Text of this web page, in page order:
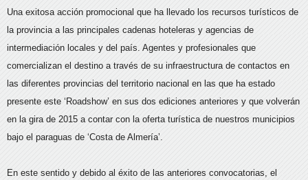
Una exitosa acción promocional que ha llevado los recursos turísticos de
la provincia a las principales cadenas hoteleras y agencias de
intermediación locales y del país. Agentes y profesionales que
comercializan el destino a través de su infraestructura de contactos en
las diferentes provincias del territorio nacional en las que ha estado
presente este ‘Roadshow’ en sus dos ediciones anteriores y que volverán
en la gira de 2015 a contar con la oferta turística de nuestros municipios
bajo el paraguas de ‘Costa de Almería’.
En este sentido y debido al éxito de las anteriores convocatorias, el